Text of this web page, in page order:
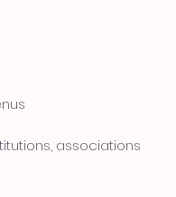
associations